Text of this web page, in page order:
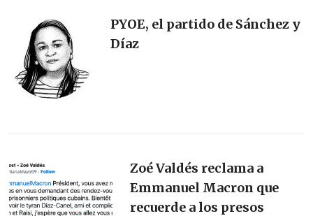
PYOE, el partido de Sánchez y
Díaz
Zoé Valdés reclama a
Emmanuel Macron que
recuerde a los presos